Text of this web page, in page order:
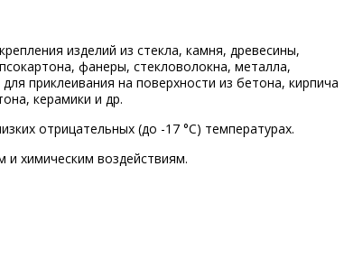
изделий из стекла, камня, древесины,
фанеры, стекловолокна, металла,
приклеивания на поверхности из бетона, кирпича
керамики и др.
отрицательных (до -17 °С) температурах.
химическим воздействиям.